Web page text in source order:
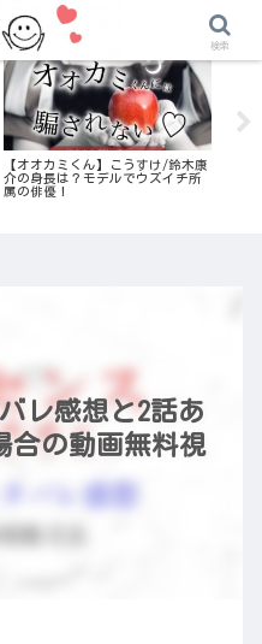
気になる恋愛リアリティ番組
【オオカミくん】こうすけ/鈴木康
介の身長は？モデルでウズイチ所
属の俳優！
レ感想と2話あ
合の動画無料視
検索